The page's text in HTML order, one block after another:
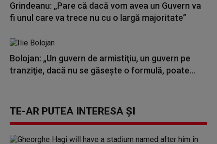
Grindeanu: „Pare că dacă vom avea un Guvern va
fi unul care va trece nu cu o largă majoritate”
Bolojan: „Un guvern de armistiţiu, un guvern pe
tranziţie, dacă nu se găseşte o formulă, poate...
TE-AR PUTEA INTERESA ȘI